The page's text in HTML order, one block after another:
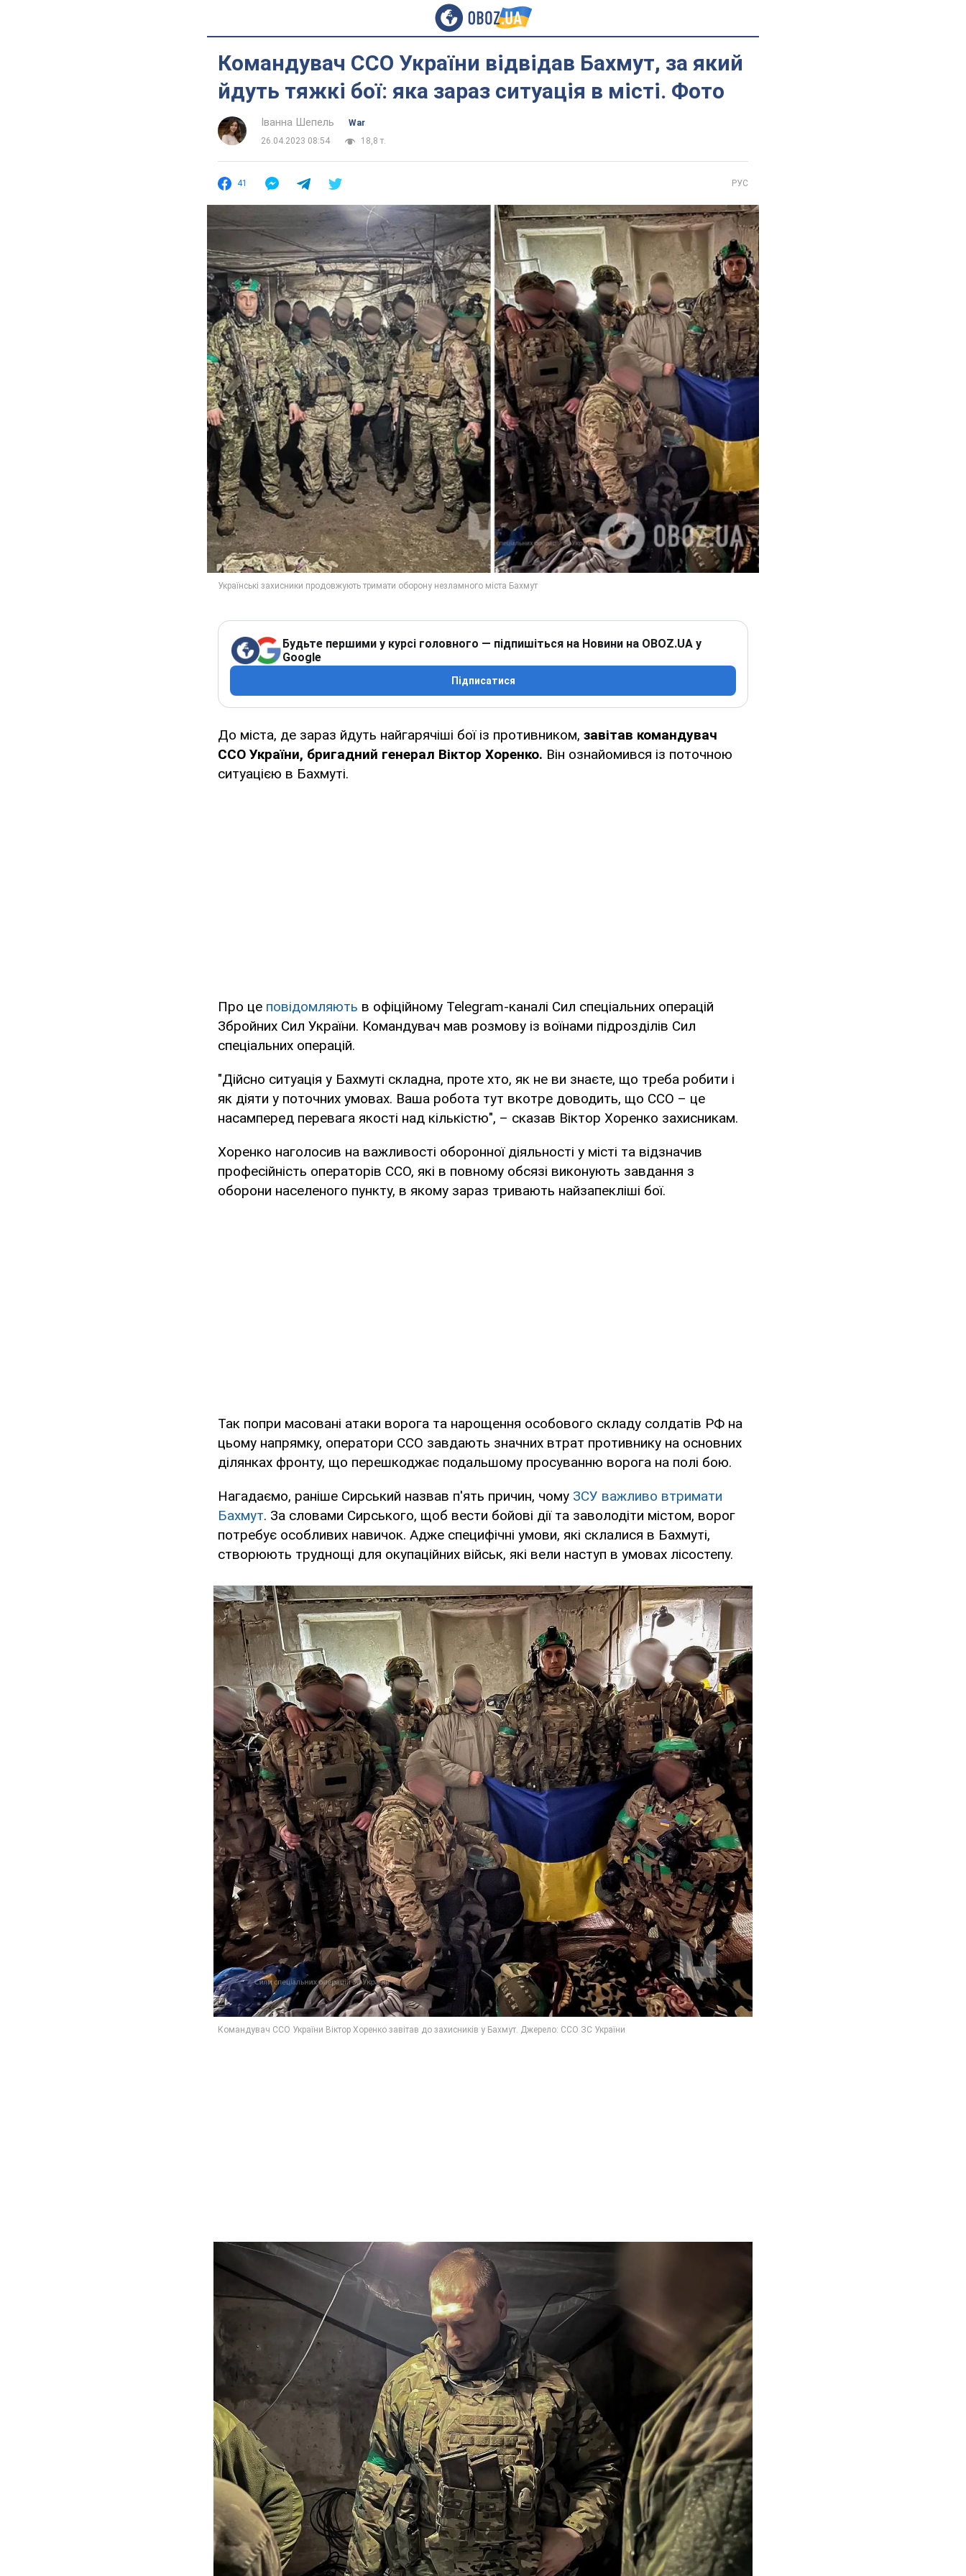
Командувач ССО України відвідав Бахмут, за який
йдуть тяжкі бої: яка зараз ситуація в місті. Фото
Іванна Шепель
War
26.04.2023 08:54
18,8 т.
41 РУС
Будьте першими у курсі головного — підпишіться на Новини на OBOZ.UA у
Google
Підписатися
До міста, де зараз йдуть найгарячіші бої із противником, завітав командувач
ССО України, бригадний генерал Віктор Хоренко. Він ознайомився із поточною
ситуацією в Бахмуті.
Про це повідомляють в офіційному Telegram-каналі Сил спеціальних операцій
Збройних Сил України. Командувач мав розмову із воїнами підрозділів Сил
спеціальних операцій.
"Дійсно ситуація у Бахмуті складна, проте хто, як не ви знаєте, що треба робити і
як діяти у поточних умовах. Ваша робота тут вкотре доводить, що ССО – це
насамперед перевага якості над кількістю", – сказав Віктор Хоренко захисникам.
Хоренко наголосив на важливості оборонної діяльності у місті та відзначив
професійність операторів ССО, які в повному обсязі виконують завдання з
оборони населеного пункту, в якому зараз тривають найзапекліші бої.
Так попри масовані атаки ворога та нарощення особового складу солдатів РФ на
цьому напрямку, оператори ССО завдають значних втрат противнику на основних
ділянках фронту, що перешкоджає подальшому просуванню ворога на полі бою.
Нагадаємо, раніше Сирський назвав п'ять причин, чому ЗСУ важливо втримати
Бахмут. За словами Сирського, щоб вести бойові дії та заволодіти містом, ворог
потребує особливих навичок. Адже специфічні умови, які склалися в Бахмуті,
створюють труднощі для окупаційних військ, які вели наступ в умовах лісостепу.